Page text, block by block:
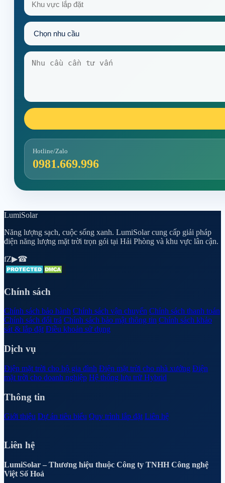
Hotline/Zalo
0981.669.996
LumiSolar
Năng lượng sạch, cuộc sống xanh. LumiSolar cung cấp giải pháp
điện năng lượng mặt trời trọn gói tại Hải Phòng và khu vực lân cận.
fZ▶☎
Chính sách
Chính sách bảo hành Chính sách vận chuyển Chính sách thanh toán
Chính sách đổi trả Chính sách bảo mật thông tin Chính sách khảo
sát & lắp đặt Điều khoản sử dụng
Dịch vụ
Điện mặt trời cho hộ gia đình Điện mặt trời cho nhà xưởng Điện
mặt trời cho doanh nghiệp Hệ thống lưu trữ Hybrid
Thông tin
Giới thiệu Dự án tiêu biểu Quy trình lắp đặt Liên hệ
Liên hệ
LumiSolar – Thương hiệu thuộc Công ty TNHH Công nghệ
Việt Số Hoá